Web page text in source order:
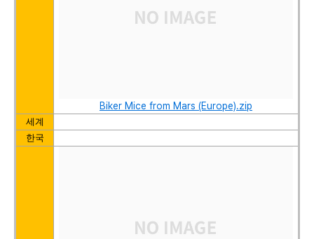
Biker Mice from Mars (Europe).zip
세계
한국